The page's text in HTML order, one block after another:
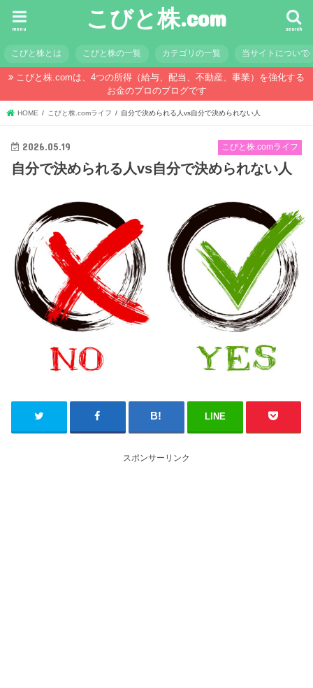
こびと株.com search
menu
こびと株とは こびと株の一覧 カテゴリの一覧 当サイトについて
こびと株.comは、4つの所得（給与、配当、不動産、事業）を強化する
お金のプロのブログです
HOME こびと株.comライフ 自分で決められる人vs自分で決められない人
こびと株.comライフ
2026.05.19
自分で決められる人vs自分で決められない人
LINE
スポンサーリンク